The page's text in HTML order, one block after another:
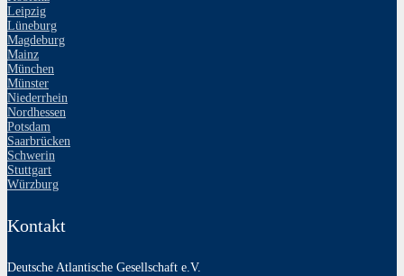
Leipzig
Lüneburg
Magdeburg
Mainz
München
Münster
Niederrhein
Nordhessen
Potsdam
Saarbrücken
Schwerin
Stuttgart
Würzburg
Kontakt
Deutsche Atlantische Gesellschaft e.V.